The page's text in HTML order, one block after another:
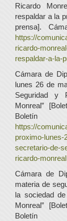
Ricardo
respaldar a la
prensa].
https://
ricardo-
respaldar-a-la-
Cámara de
lunes 26 de
Seguridad y
Monreal”
https://
proximo-lunes-
secretario-de-
ricardo-monreal
Cámara de
materia de
la sociedad
Monreal”